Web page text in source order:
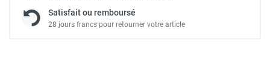
Satisfait ou remboursé
28 jours francs pour retourner votre article